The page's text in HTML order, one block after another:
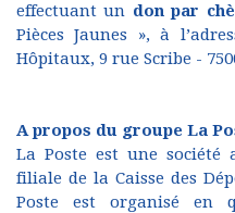
effectuant un don par
Pièces Jaunes », à
Hôpitaux, 9 rue Scribe -
A propos du groupe La
La Poste est une société
filiale de la Caisse des
Poste est organisé en